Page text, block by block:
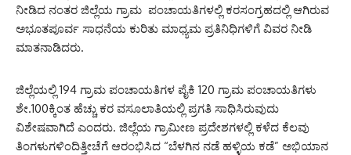
ನೀಡಿದ ನಂತರ ಜಿಲ್ಲೆಯ ಗ್ರಾಮ ಪಂಚಾಯತಿಗಳಲ್ಲಿ ಕರಸಂಗ್ರಹದಲ್ಲಿ ಆಗಿರುವ
ಅಭೂತಪೂರ್ವ ಸಾಧನೆಯ ಕುರಿತು ಮಾಧ್ಯಮ ಪ್ರತಿನಿಧಿಗಳಿಗೆ ವಿವರ ನೀಡಿ
ಮಾತನಾಡಿದರು.
ಜಿಲ್ಲೆಯಲ್ಲಿ 194 ಗ್ರಾಮ ಪಂಚಾಯತಿಗಳ ಪೈಕಿ 120 ಗ್ರಾಮ ಪಂಚಾಯತಿಗಳು
ಶೇ.100ಕ್ಕಿಂತ ಹೆಚ್ಚು ಕರ ವಸೂಲಾತಿಯಲ್ಲಿ ಪ್ರಗತಿ ಸಾಧಿಸಿರುವುದು
ವಿಶೇಷವಾಗಿದೆ ಎಂದರು. ಜಿಲ್ಲೆಯ ಗ್ರಾಮೀಣ ಪ್ರದೇಶಗಳಲ್ಲಿ ಕಳೆದ ಕೆಲವು
ತಿಂಗಳುಗಳಿಂದಿತ್ತೀಚೆಗೆ ಆರಂಭಿಸಿದ “ಬೆಳಗಿನ ನಡೆ ಹಳ್ಳಿಯ ಕಡೆ” ಅಭಿಯಾನ